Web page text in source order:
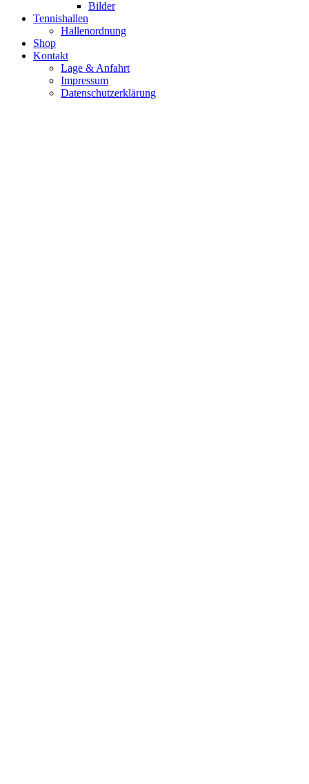
Bilder
Tennishallen
Hallenordnung
Shop
Kontakt
Lage & Anfahrt
Impressum
Datenschutzerklärung